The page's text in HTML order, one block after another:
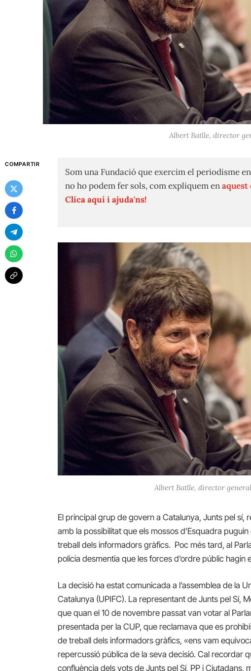
Albert Batlle, director
COMPARTIR
Som una Fundació que exercim el periodisme
no ho podem fer sols, com expliquem en
Clica aquí i ajuda'ns!
Albert Batlle, director
El principal grup de govern a Catalunya, Junts pel sí,
amb la possibilitat que els mossos d’Esquadra
treball dels informadors gràfics. Poc més tard, al
policia desmentia que les forces d’ordre públic
La decisió ha estat comunicada a l’assemblea de la
Catalunya (UPIFC). La representant de Junts pel Sí,
que quan el 10 de novembre passat van votar al
presentada per la CUP, que reclamava que es
de treball dels informadors gràfics, «ens vam
repercussió pública de la seva decisió. Cal recordar
confluència dels vots de Junts pel Sí, PP i Ciutadans,